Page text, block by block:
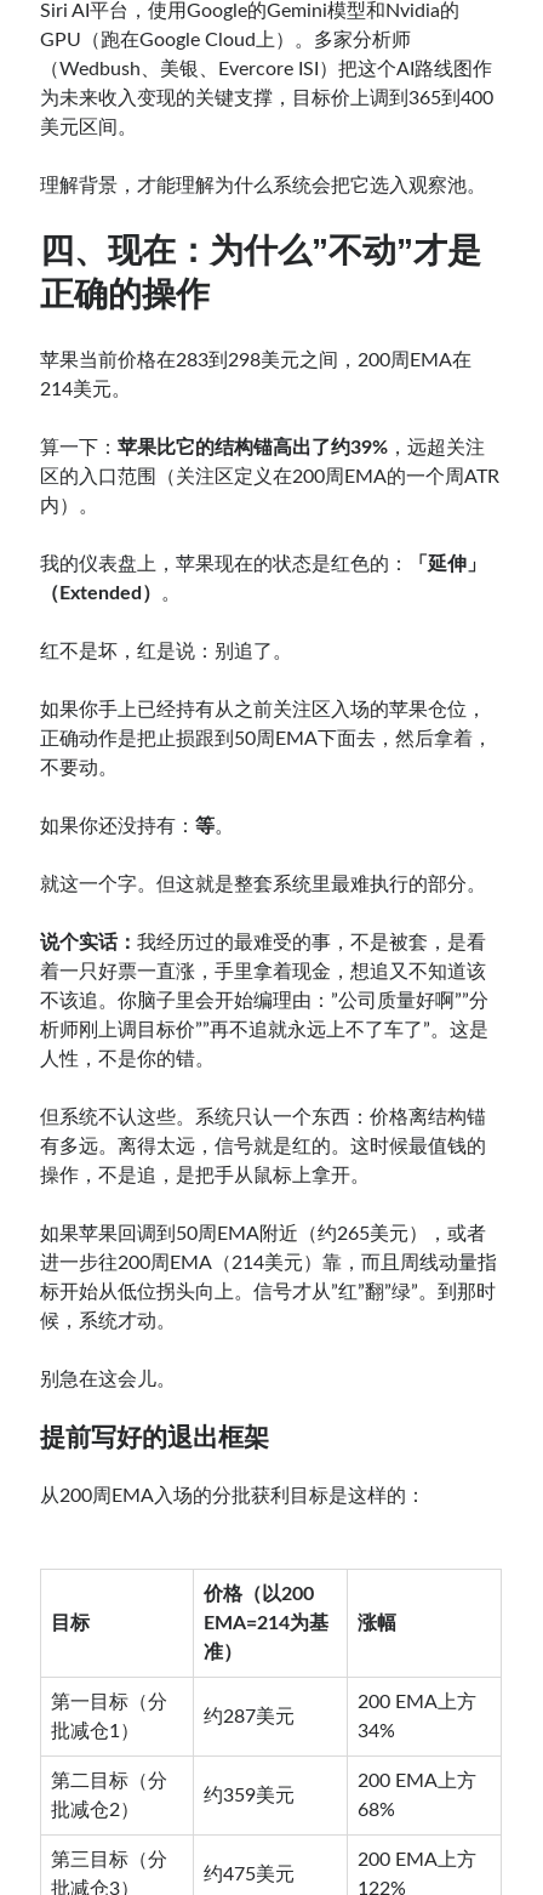
Siri AI平台，使用Google的Gemini模型和Nvidia的
GPU（跑在Google Cloud上）。多家分析师
（Wedbush、美银、Evercore ISI）把这个AI路线图作
为未来收入变现的关键支撑，目标价上调到365到400
美元区间。
理解背景，才能理解为什么系统会把它选入观察池。
四、现在：为什么”不动”才是
正确的操作
苹果当前价格在283到298美元之间，200周EMA在
214美元。
算一下：苹果比它的结构锚高出了约39% ，远超关注
区的入口范围（关注区定义在200周EMA的一个周ATR
内）。
我的仪表盘上，苹果现在的状态是红色的：
「延伸」
（Extended）
。
红不是坏，红是说：别追了。
如果你手上已经持有从之前关注区入场的苹果仓位，
正确动作是把止损跟到50周EMA下面去，然后拿着，
不要动。
如果你还没持有：等。
就这一个字。但这就是整套系统里最难执行的部分。
说个实话：我经历过的最难受的事，不是被套，是看
着一只好票一直涨，手里拿着现金，想追又不知道该
不该追。你脑子里会开始编理由：”公司质量好啊””分
析师刚上调目标价””再不追就永远上不了车了”。这是
人性，不是你的错。
但系统不认这些。系统只认一个东西：价格离结构锚
有多远。离得太远，信号就是红的。这时候最值钱的
操作，不是追，是把手从鼠标上拿开。
如果苹果回调到50周EMA附近（约265美元），或者
进一步往200周EMA（214美元）靠，而且周线动量指
标开始从低位拐头向上。信号才从”红”翻”绿”。到那时
候，系统才动。
别急在这会儿。
提前写好的退出框架
从200周EMA入场的分批获利目标是这样的：
目标
价格（以200
EMA=214为基
准）
涨幅
第一目标（分
批减仓1）
约287美元
200 EMA上方
34%
第二目标（分
批减仓2）
约359美元
200 EMA上方
68%
第三目标（分
批减仓3）
约475美元
200 EMA上方
122%